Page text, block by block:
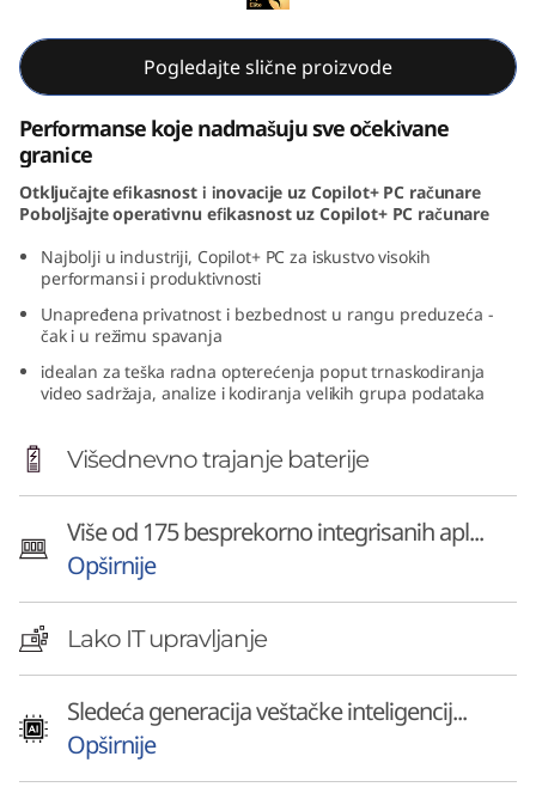
G
e
n
1
″
S
n
a
d
Pogledajte slične proizvode
Performanse koje nadmašuju sve očekivane
granice
Otključajte efikasnost i inovacije uz Copilot+ PC računare
Poboljšajte operativnu efikasnost uz Copilot+ PC računare
Najbolji u industriji, Copilot+ PC za iskustvo visokih
performansi i produktivnosti
Unapređena privatnost i bezbednost u rangu preduzeća -
čak i u režimu spavanja
idealan za teška radna opterećenja poput trnaskodiranja
video sadržaja, analize i kodiranja velikih grupa podataka
Višednevno trajanje baterije
Više od 175 besprekorno integrisanih apl...
Opširnije
Lako IT upravljanje
Sledeća generacija veštačke inteligencij...
Opširnije